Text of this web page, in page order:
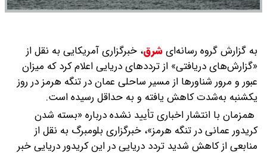
به گزارش گروه رسانه‌ایشرق، خبرگزاری آمریکایی به نقل از
«گزارش‌های دریافتی» از ترددهای دریایی اعلام کرد که میزان
عبور و مرور شناورها از مسیر ساحلی عمان در تنگه هرمز در روز
یکشنبه به‌شدت کاهش یافته و به حداقل رسیده است.
همزمان با انتشار اخباری تأیید نشده درباره «بسته شدن
کریدور عمانی در تنگه هرمز»، خبرگزاری بلومبرگ به نقل از
منابعی از کاهش شدید تردد دریایی در این کریدور دریایی خبر